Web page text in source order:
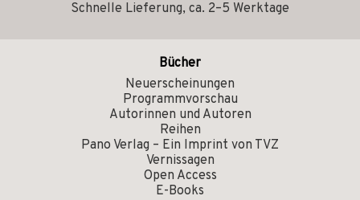
Schnelle Lieferung, ca. 2–5 Werktage
Bücher
Neuerscheinungen
Programmvorschau
Autorinnen und Autoren
Reihen
Pano Verlag – Ein Imprint von TVZ
Vernissagen
Open Access
E-Books